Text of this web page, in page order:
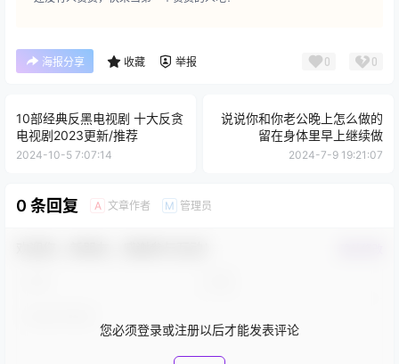
海报分享 收藏 举报 0 0
10部经典反黑电视剧 十大反贪
电视剧2023更新/推荐
2024-10-5 7:07:14
说说你和你老公晚上怎么做的
留在身体里早上继续做
2024-7-9 19:21:07
0 条回复 A 文章作者 M 管理员
您必须登录或注册以后才能发表评论